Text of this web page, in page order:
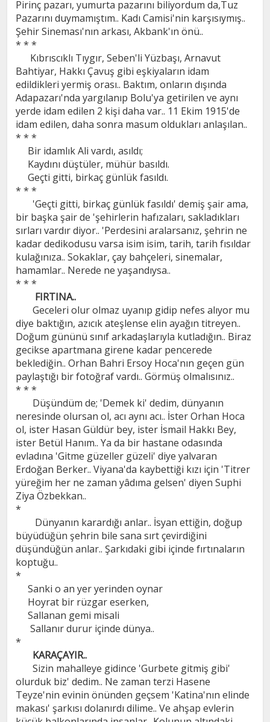
Pirinç pazarı, yumurta pazarını biliyordum da,Tuz
Pazarını duymamıştım.. Kadı Camisi'nin karşısıymış..
Şehir Sineması'nın arkası, Akbank'ın önü..
* * *
Kıbrıscıklı Tıygır, Seben'li Yüzbaşı, Arnavut
Bahtiyar, Hakkı Çavuş gibi eşkiyaların idam
edildikleri yermiş orası.. Baktım, onların dışında
Adapazarı'nda yargılanıp Bolu'ya getirilen ve aynı
yerde idam edilen 2 kişi daha var.. 11 Ekim 1915'de
idam edilen, daha sonra masum oldukları anlaşılan..
* * *
Bir idamlık Ali vardı, asıldı;
Kaydını düştüler, mühür basıldı.
Geçti gitti, birkaç günlük fasıldı.
* * *
'Geçti gitti, birkaç günlük fasıldı' demiş şair ama,
bir başka şair de 'şehirlerin hafızaları, sakladıkları
sırları vardır diyor.. 'Perdesini aralarsanız, şehrin ne
kadar dedikodusu varsa isim isim, tarih, tarih fısıldar
kulağınıza.. Sokaklar, çay bahçeleri, sinemalar,
hamamlar.. Nerede ne yaşandıysa..
* * *
FIRTINA..
Geceleri olur olmaz uyanıp gidip nefes alıyor mu
diye baktığın, azıcık ateşlense elin ayağın titreyen..
Doğum gününü sınıf arkadaşlarıyla kutladığın.. Biraz
gecikse apartmana girene kadar pencerede
beklediğin.. Orhan Bahri Ersoy Hoca'nın geçen gün
paylaştığı bir fotoğraf vardı.. Görmüş olmalısınız..
* * *
Düşündüm de; 'Demek ki' dedim, dünyanın
neresinde olursan ol, acı aynı acı.. İster Orhan Hoca
ol, ister Hasan Güldür bey, ister İsmail Hakkı Bey,
ister Betül Hanım.. Ya da bir hastane odasında
evladına 'Gitme güzeller güzeli' diye yalvaran
Erdoğan Berker.. Viyana'da kaybettiği kızı için 'Titrer
yüreğim her ne zaman yâdıma gelsen' diyen Suphi
Ziya Özbekkan..
*
Dünyanın karardığı anlar.. İsyan ettiğin, doğup
büyüdüğün şehrin bile sana sırt çevirdiğini
düşündüğün anlar.. Şarkıdaki gibi içinde fırtınaların
koptuğu..
*
Sanki o an yer yerinden oynar
Hoyrat bir rüzgar eserken,
Sallanan gemi misali
Sallanır durur içinde dünya..
*
KARAÇAYIR..
Sizin mahalleye gidince 'Gurbete gitmiş gibi'
olurduk biz' dedim.. Ne zaman terzi Hasene
Teyze'nin evinin önünden geçsem 'Katina'nın elinde
makası' şarkısı dolanırdı dilime.. Ve ahşap evlerin